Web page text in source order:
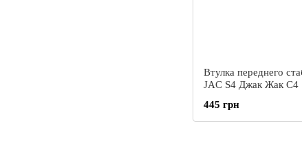
Втулка переднего
JAC S4 Джак Жак С4
445 грн